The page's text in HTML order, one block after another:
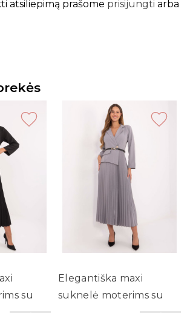
atsiliepimą prašome prisijungti arba
su
Elegantiška maxi
suknelė moterims su